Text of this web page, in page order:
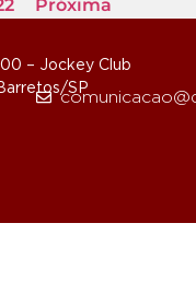
Próxima
– Jockey Club
SP